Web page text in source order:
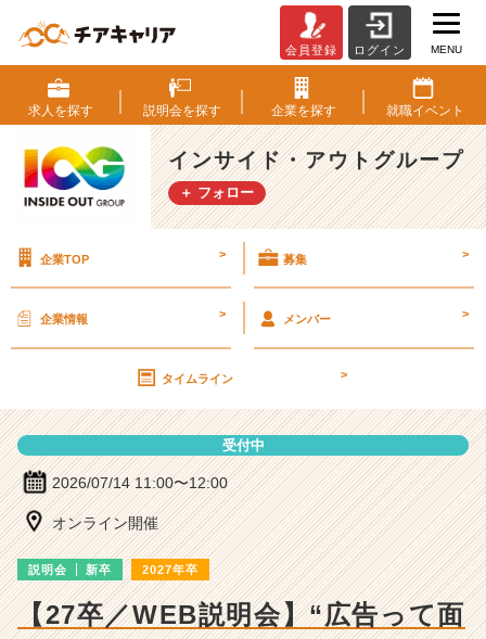
ン
サ
イ
ド・
ア
ウ
ー
説
明
ベ
ャ
ー・
成
長
会員登録 ログイン MENU
求人を探す 説明会を探す 企業を探す 就職イベント
インサイド・アウトグループ
＋ フォロー
企業TOP > 募集 >
企業情報 > メンバー >
タイムライン >
受付中
2026/07/14 11:00〜12:00
オンライン開催
説明会 新卒 2027年卒
【27卒／WEB説明会】“広告って面